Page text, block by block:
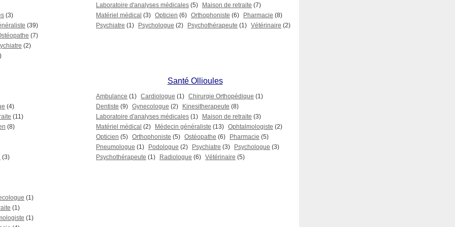
(3)
(39)
(7)
(2)
Laboratoire d'analyses médicales (5) Maison de retraite (7)
Matériel médical (3) Opticien (6) Orthophoniste (6) Pharmacie (8)
Psychiatre (1) Psychologue (2) Psychothérapeute (1) Vétérinaire (2)
(4)
(11)
(8)
(3)
Santé Ollioules
Ambulance (1) Cardiologue (1) Chirurgie Orthopédique (1)
Dentiste (9) Gynecologue (2) Kinesitherapeute (8)
Laboratoire d'analyses médicales (1) Maison de retraite (3)
Matériel médical (2) Médecin généraliste (13) Ophtalmologiste (2)
Opticien (5) Orthophoniste (5) Ostéopathe (6) Pharmacie (5)
Pneumologue (1) Podologue (2) Psychiatre (3) Psychologue (3)
Psychothérapeute (1) Radiologue (6) Vétérinaire (5)
(1)
(1)
(1)